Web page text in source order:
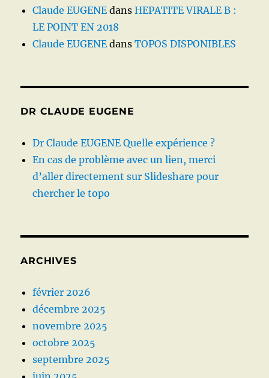
Claude EUGENE dansHEPATITE VIRALE B :
LE POINT EN 2018
Claude EUGENE dansTOPOS DISPONIBLES
DR CLAUDE EUGENE
Dr Claude EUGENE Quelle expérience ?
En cas de problème avec un lien, merci
d’aller directement sur Slideshare pour
chercher le topo
ARCHIVES
février 2026
décembre 2025
novembre 2025
octobre 2025
septembre 2025